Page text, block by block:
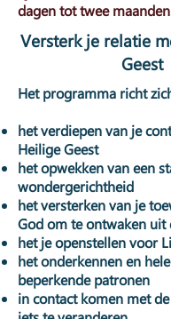
dagen tot twee
Versterk je relatie
Geest
Het programma richt
het verdiepen van je
Heilige Geest
het opwekken van een
wondergerichtheid
het versterken van je
God om te ontwaken uit
het je openstellen voor
het onderkennen en
beperkende patronen
in contact komen met